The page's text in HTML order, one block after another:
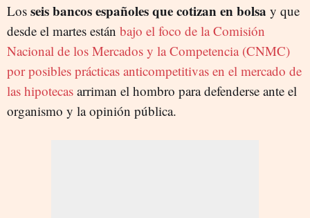
Los seis bancos españoles que cotizan en bolsa y que
desde el martes están bajo el foco de la Comisión
Nacional de los Mercados y la Competencia (CNMC)
por posibles prácticas anticompetitivas en el mercado de
las hipotecas arriman el hombro para defenderse ante el
organismo y la opinión pública.